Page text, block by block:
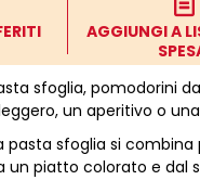
AGGIUNGI A
sfoglia, pomodorini
un aperitivo o
pasta sfoglia si
un piatto colorato e dal